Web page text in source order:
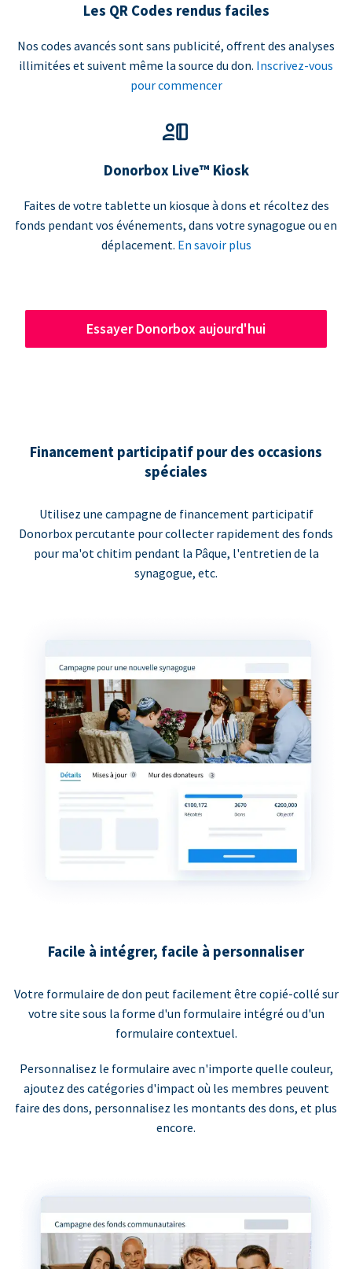
Les QR Codes rendus faciles
Nos codes avancés sont sans publicité, offrent des analyses
illimitées et suivent même la source du don. Inscrivez-vous
pour commencer
Donorbox Live™ Kiosk
Faites de votre tablette un kiosque à dons et récoltez des
fonds pendant vos événements, dans votre synagogue ou en
déplacement. En savoir plus
Essayer Donorbox aujourd'hui
Financement participatif pour des occasions
spéciales
Utilisez une campagne de financement participatif
Donorbox percutante pour collecter rapidement des fonds
pour ma'ot chitim pendant la Pâque, l'entretien de la
synagogue, etc.
Facile à intégrer, facile à personnaliser
Votre formulaire de don peut facilement être copié-collé sur
votre site sous la forme d'un formulaire intégré ou d'un
formulaire contextuel.
Personnalisez le formulaire avec n'importe quelle couleur,
ajoutez des catégories d'impact où les membres peuvent
faire des dons, personnalisez les montants des dons, et plus
encore.